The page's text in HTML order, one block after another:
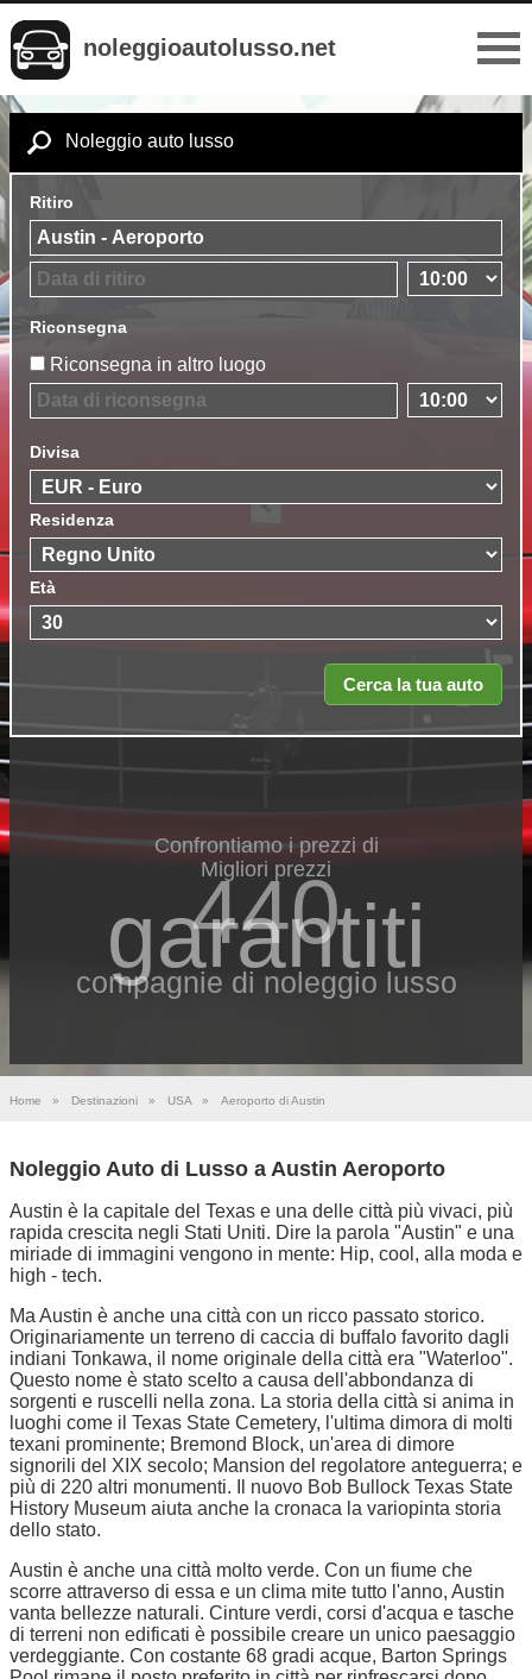
noleggioautolusso.net
Noleggio auto lusso
Ritiro
Riconsegna
Riconsegna in altro luogo
Divisa
Residenza
Età
Confrontiamo i prezzi di
440
compagnie di noleggio lusso
Migliori prezzi
garantiti
Home » Destinazioni » USA » Aeroporto di Austin
Noleggio Auto di Lusso a Austin Aeroporto
Austin è la capitale del Texas e una delle città più vivaci, più
rapida crescita negli Stati Uniti. Dire la parola "Austin" e una
miriade di immagini vengono in mente: Hip, cool, alla moda e
high - tech.
Ma Austin è anche una città con un ricco passato storico.
Originariamente un terreno di caccia di buffalo favorito dagli
indiani Tonkawa, il nome originale della città era "Waterloo".
Questo nome è stato scelto a causa dell'abbondanza di
sorgenti e ruscelli nella zona. La storia della città si anima in
luoghi come il Texas State Cemetery, l'ultima dimora di molti
texani prominente; Bremond Block, un'area di dimore
signorili del XIX secolo; Mansion del regolatore anteguerra; e
più di 220 altri monumenti. Il nuovo Bob Bullock Texas State
History Museum aiuta anche la cronaca la variopinta storia
dello stato.
Austin è anche una città molto verde. Con un fiume che
scorre attraverso di essa e un clima mite tutto l'anno, Austin
vanta bellezze naturali. Cinture verdi, corsi d'acqua e tasche
di terreni non edificati è possibile creare un unico paesaggio
verdeggiante. Con costante 68 gradi acque, Barton Springs